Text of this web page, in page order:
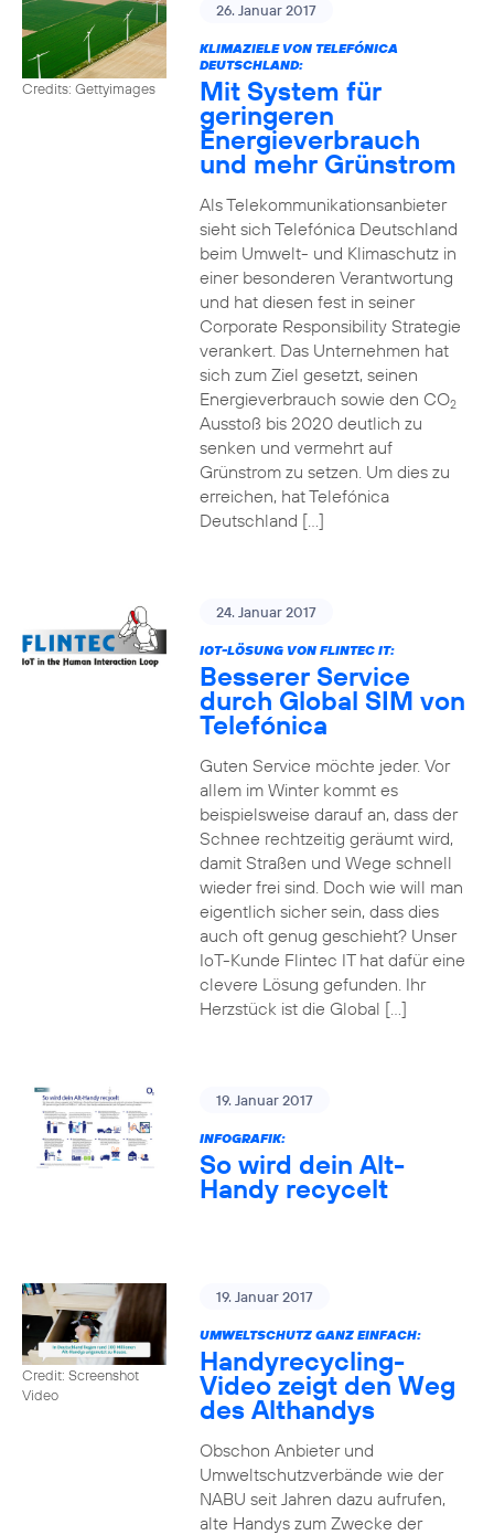
Credits: Gettyimages
26. Januar 2017
KLIMAZIELE VON TELEFÓNICA
DEUTSCHLAND:
Mit System für
geringeren
Energieverbrauch
und mehr Grünstrom
Als Telekommunikationsanbieter
sieht sich Telefónica Deutschland
beim Umwelt- und Klimaschutz in
einer besonderen Verantwortung
und hat diesen fest in seiner
Corporate Responsibility Strategie
verankert. Das Unternehmen hat
sich zum Ziel gesetzt, seinen
Energieverbrauch sowie den CO2
Ausstoß bis 2020 deutlich zu
senken und vermehrt auf
Grünstrom zu setzen. Um dies zu
erreichen, hat Telefónica
Deutschland […]
24. Januar 2017
IOT-LÖSUNG VON FLINTEC IT:
Besserer Service
durch Global SIM von
Telefónica
Guten Service möchte jeder. Vor
allem im Winter kommt es
beispielsweise darauf an, dass der
Schnee rechtzeitig geräumt wird,
damit Straßen und Wege schnell
wieder frei sind. Doch wie will man
eigentlich sicher sein, dass dies
auch oft genug geschieht? Unser
IoT-Kunde Flintec IT hat dafür eine
clevere Lösung gefunden. Ihr
Herzstück ist die Global […]
19. Januar 2017
INFOGRAFIK:
So wird dein Alt-
Handy recycelt
Credit: Screenshot
Video
19. Januar 2017
UMWELTSCHUTZ GANZ EINFACH:
Handyrecycling-
Video zeigt den Weg
des Althandys
Obschon Anbieter und
Umweltschutzverbände wie der
NABU seit Jahren dazu aufrufen,
alte Handys zum Zwecke der